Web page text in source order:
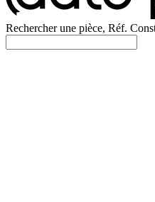
Rechercher une pièce, Réf.